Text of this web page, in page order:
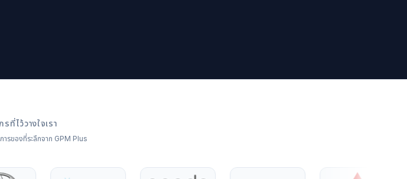
ที่ไว้วางใจเรา
ารของที่ระลึกจาก GPM Plus